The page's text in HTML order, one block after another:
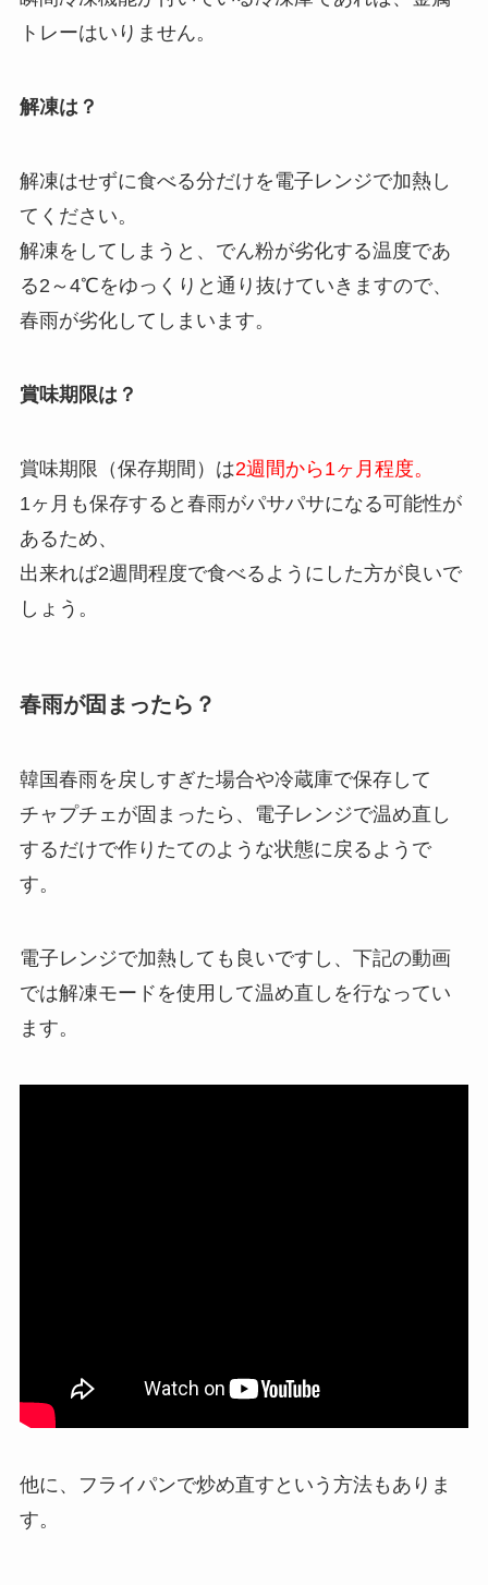
トレーはいりません。
解凍は？
解凍はせずに食べる分だけを電子レンジで加熱し
てください。
解凍をしてしまうと、でん粉が劣化する温度であ
る2～4℃をゆっくりと通り抜けていきますので、
春雨が劣化してしまいます。
賞味期限は？
賞味期限（保存期間）は2週間から1ヶ月程度。
1ヶ月も保存すると春雨がパサパサになる可能性が
あるため、
出来れば2週間程度で食べるようにした方が良いで
しょう。
春雨が固まったら？
韓国春雨を戻しすぎた場合や冷蔵庫で保存して
チャプチェが固まったら、電子レンジで温め直し
するだけで作りたてのような状態に戻るようで
す。
電子レンジで加熱しても良いですし、下記の動画
では解凍モードを使用して温め直しを行なってい
ます。
他に、フライパンで炒め直すという方法もありま
す。